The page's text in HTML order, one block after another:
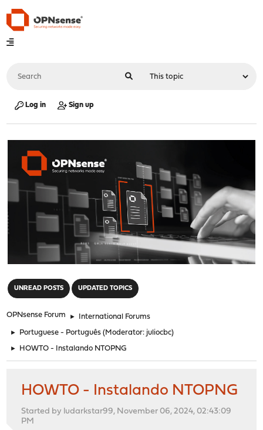
Log in Sign up
UNREAD POSTS UPDATED TOPICS
OPNsense Forum ► International Forums
► Portuguese - Português (Moderator: juliocbc)
► HOWTO - Instalando NTOPNG
HOWTO - Instalando NTOPNG
Started by ludarkstar99, November 06, 2024, 02:43:09
PM